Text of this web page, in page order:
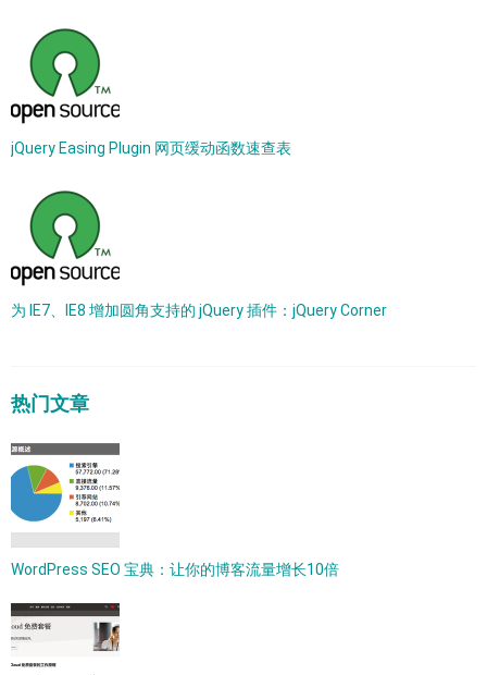
jQuery Easing Plugin 网页缓动函数速查表
为 IE7、IE8 增加圆角支持的 jQuery 插件：jQuery Corner
热门文章
WordPress SEO 宝典：让你的博客流量增长10倍